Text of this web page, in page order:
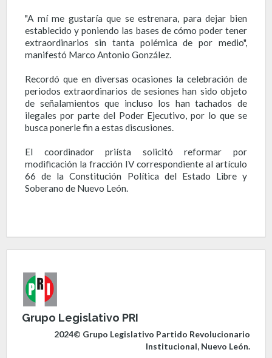
"A mí me gustaría que se estrenara, para dejar bien
establecido y poniendo las bases de cómo poder tener
extraordinarios sin tanta polémica de por medio",
manifestó Marco Antonio González.
Recordó que en diversas ocasiones la celebración de
periodos extraordinarios de sesiones han sido objeto
de señalamientos que incluso los han tachados de
ilegales por parte del Poder Ejecutivo, por lo que se
busca ponerle fin a estas discusiones.
El coordinador priísta solicitó reformar por
modificación la fracción IV correspondiente al artículo
66 de la Constitución Política del Estado Libre y
Soberano de Nuevo León.
Grupo Legislativo PRI
2024© Grupo Legislativo Partido Revolucionario
Institucional, Nuevo León.